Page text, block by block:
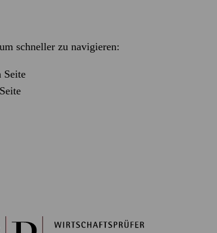
schneller zu navigieren:
Seite